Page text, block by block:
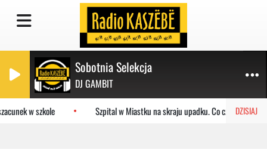
Sobotnia Selekcja
DJ GAMBIT
DZISIAJ
w szkole Szpital w Miastku na skraju upadku. Co czeka